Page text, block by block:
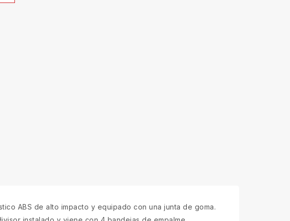
ABS de alto impacto y equipado con una junta de goma.